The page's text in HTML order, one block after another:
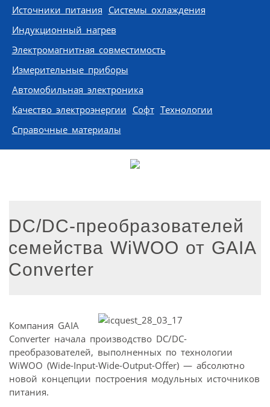
Источники питания Системы охлаждения
Индукционный нагрев
Электромагнитная совместимость
Измерительные приборы
Автомобильная электроника
Качество электроэнергии Софт Технологии
Справочные материалы
DC/DC-преобразователей
семейства WiWOO от GAIA
Converter
Компания GAIA
Converter начала производство DC/DC-
преобразователей, выполненных по технологии
WiWOO (Wide-Input-Wide-Output-Offer) — абсолютно
новой концепции построения модульных источников
питания.